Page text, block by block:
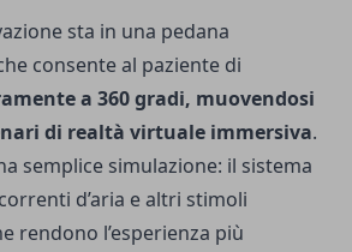
sta in una pedana
consente al paziente di
a 360 gradi, muovendosi
di realtà virtuale immersiva.
semplice simulazione: il sistema
d’aria e altri stimoli
rendono l’esperienza più